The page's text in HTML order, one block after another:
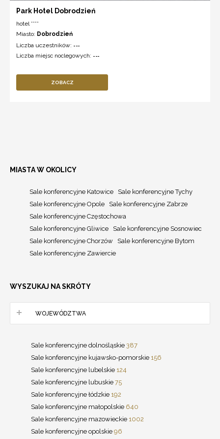
Park Hotel Dobrodzień
hotel ****
Miasto: Dobrodzień
Liczba uczestników: ---
Liczba miejsc noclegowych: ---
ZOBACZ
MIASTA W OKOLICY
Sale konferencyjne Katowice
Sale konferencyjne Tychy
Sale konferencyjne Opole
Sale konferencyjne Zabrze
Sale konferencyjne Częstochowa
Sale konferencyjne Gliwice
Sale konferencyjne Sosnowiec
Sale konferencyjne Chorzów
Sale konferencyjne Bytom
Sale konferencyjne Zawiercie
WYSZUKAJ NA SKRÓTY
WOJEWÓDZTWA
Sale konferencyjne dolnośląskie 387
Sale konferencyjne kujawsko-pomorskie 156
Sale konferencyjne lubelskie 124
Sale konferencyjne lubuskie 75
Sale konferencyjne łódzkie 192
Sale konferencyjne małopolskie 640
Sale konferencyjne mazowieckie 1002
Sale konferencyjne opolskie 96